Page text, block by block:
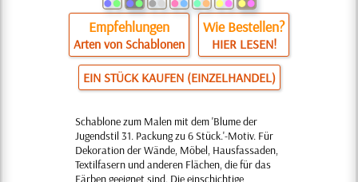
Empfehlungen
Arten von Schablonen
Wie Bestellen?
HIER LESEN!
EIN STÜCK KAUFEN (EINZELHANDEL)
Schablone zum Malen mit dem 'Blume der
Jugendstil 31. Packung zu 6 Stück.'-Motiv. Für
Dekoration der Wände, Möbel, Hausfassaden,
Textilfasern und anderen Flächen, die für das
Färben geeignet sind. Die einschichtige